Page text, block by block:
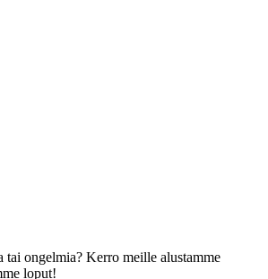
tai ongelmia? Kerro meille alustamme
loput!